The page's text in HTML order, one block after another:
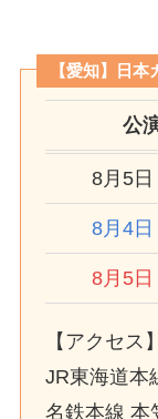
【愛知】日
公
8月5日
8月4日
8月5日
【アクセス】
JR東海道本
名鉄本線 本